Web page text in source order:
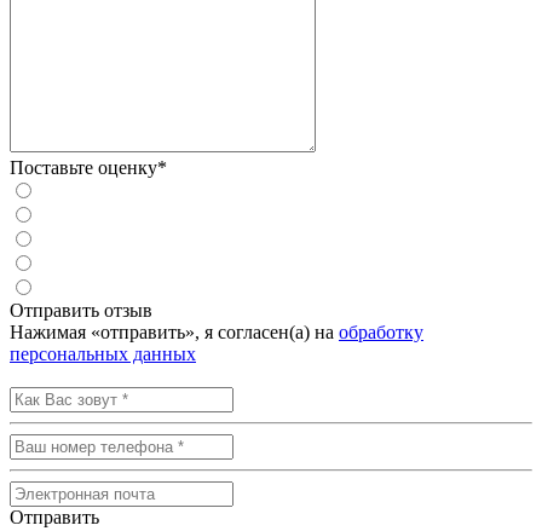
Поставьте оценку*
Отправить отзыв
Нажимая «отправить», я согласен(а) на обработку
персональных данных
Отправить